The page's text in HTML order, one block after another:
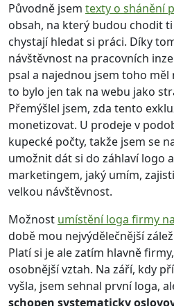
Původně jsem texty o shánění
obsah, na který budou chodit
chystají hledat si práci. Díky
návštěvnost na pracovních
psal a najednou jsem toho
to bylo jen tak na webu jako
Přemýšlel jsem, zda tento
monetizovat. U prodeje v
kupecké počty, takže jsem se
umožnit dát si do záhlaví logo
marketingem, jaký umím,
velkou návštěvnost.
Možnost umístění loga firmy
době mou nejvýdělečnější
Platí si je ale zatím hlavně
osobnější vztah. Na září, kdy
vyšla, jsem sehnal první loga,
schopen systematicky